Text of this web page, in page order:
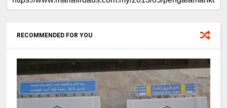
RECOMMENDED FOR YOU